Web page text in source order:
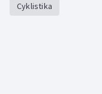
Cyklistika